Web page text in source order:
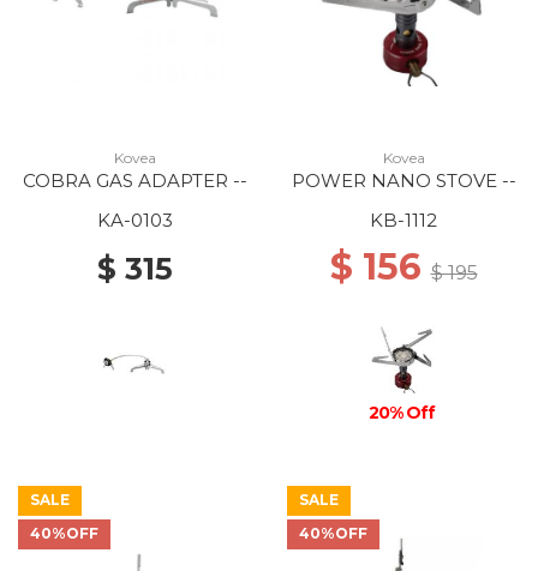
Kovea
COBRA GAS ADAPTER --
KA-0103
$ 315
Kovea
POWER NANO STOVE --
KB-1112
$ 156$ 195
20% Off
SALE
40%OFF
SALE
40%OFF